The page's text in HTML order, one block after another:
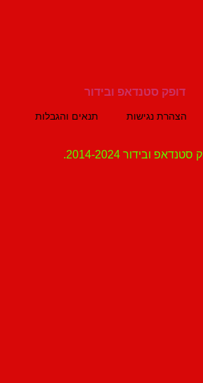
נגישות תנאים והגבלות
2014-2024.